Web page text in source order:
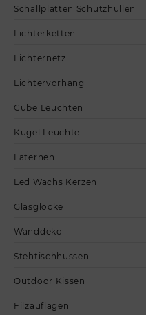
Schallplatten Schutzhüllen
Lichterketten
Lichternetz
Lichtervorhang
Cube Leuchten
Kugel Leuchte
Laternen
Led Wachs Kerzen
Glasglocke
Wanddeko
Stehtischhussen
Outdoor Kissen
Filzauflagen